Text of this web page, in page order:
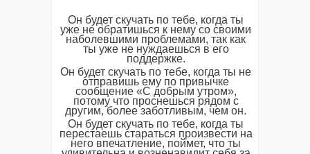
Он будет скучать по тебе, когда ты
уже не обратишься к нему со своими
наболевшими проблемами, так как
ты уже не нуждаешься в его
поддержке.
Он будет скучать по тебе, когда ты не
отправишь ему по привычке
сообщение «С добрым утром»,
потому что проснешься рядом с
другим, более заботливым, чем он.
Он будет скучать по тебе, когда ты
перестаешь стараться произвести на
него впечатление, поймет, что ты